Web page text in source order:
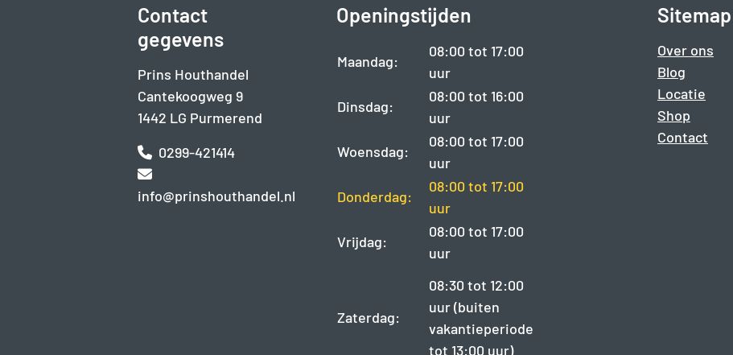
Contact
gegevens
Prins Houthandel
Cantekoogweg 9
1442 LG Purmerend
0299-421414
info@prinshouthandel.nl
Openingstijden
Maandag:
08:00 tot 17:00
uur
Dinsdag:
08:00 tot 16:00
uur
Woensdag:
08:00 tot 17:00
uur
Donderdag:
08:00 tot 17:00
uur
Vrijdag:
08:00 tot 17:00
uur
Zaterdag:
08:30 tot 12:00
uur (buiten
vakantieperiode
tot 13:00 uur)
Sitemap
Over ons
Blog
Locatie
Shop
Contact